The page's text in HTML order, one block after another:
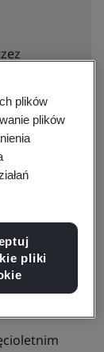
plików
plików
pliki